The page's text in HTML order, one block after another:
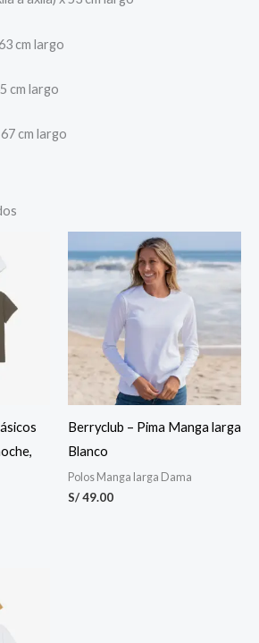
cm largo
cm largo
cm largo
Berryclub – Pima Manga larga
Blanco
Polos Manga larga Dama
S/49.00